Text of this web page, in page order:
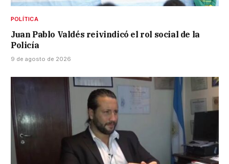
POLÍTICA
Juan Pablo Valdés reivindicó el rol social de la
Policía
9 de agosto de 2026